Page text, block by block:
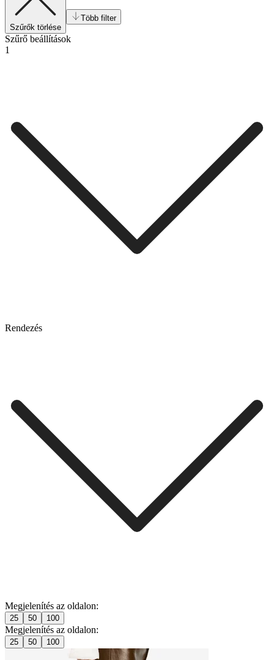
Szűrők törlése
Több filter
Szűrő beállítások
1
Rendezés
Megjelenítés az oldalon:
25 50 100
Megjelenítés az oldalon:
25 50 100